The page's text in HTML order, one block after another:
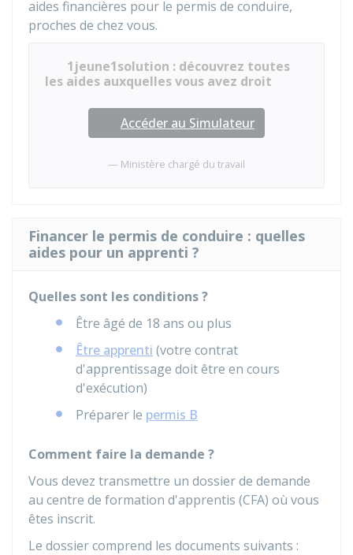
aides financières pour le permis de conduire,
proches de chez vous.
1jeune1solution : découvrez toutes
les aides auxquelles vous avez droit
Accéder au Simulateur
Ministère chargé du travail
Financer le permis de conduire : quelles
aides pour un apprenti ?
Quelles sont les conditions ?
Être âgé de 18 ans ou plus
Être apprenti (votre contrat
d'apprentissage doit être en cours
d'exécution)
Préparer le permis B
Comment faire la demande ?
Vous devez transmettre un dossier de demande
au centre de formation d'apprentis (CFA) où vous
êtes inscrit.
Le dossier comprend les documents suivants :